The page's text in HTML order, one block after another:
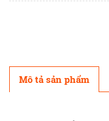
Mô tả sản phẩm